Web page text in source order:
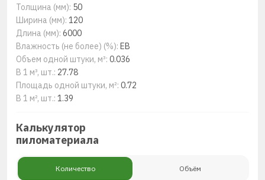
Толщина (мм): 50
Ширина (мм): 120
Длина (мм): 6000
Влажность (не более) (%): ЕВ
Объем одной штуки, м³: 0.036
В 1 м³, шт.: 27.78
Площадь одной штуки, м²: 0.72
В 1 м², шт.: 1.39
Калькулятор
пиломатериала
Количество Объём